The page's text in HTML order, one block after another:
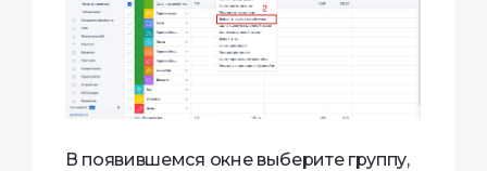
В появившемся окне выберите группу,